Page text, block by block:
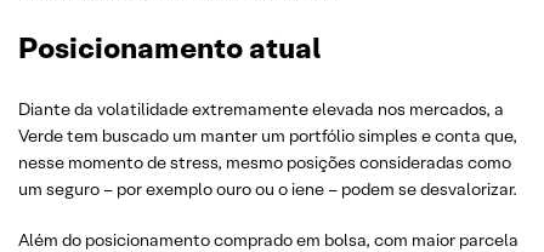
Posicionamento atual
Diante da volatilidade extremamente elevada nos mercados, a
Verde tem buscado um manter um portfólio simples e conta que,
nesse momento de stress, mesmo posições consideradas como
um seguro – por exemplo ouro ou o iene – podem se desvalorizar.
Além do posicionamento comprado em bolsa, com maior parcela